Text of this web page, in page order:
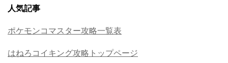
人気記事
ポケモンコマスター攻略一覧表
はねろコイキング攻略トップページ